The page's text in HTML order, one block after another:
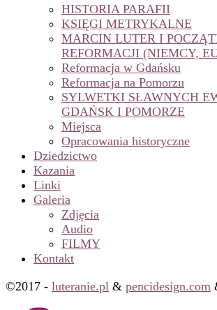
HISTORIA PARAFII
KSIĘGI METRYKALNE
MARCIN LUTER I
REFORMACJI (NIEMCY,
Reformacja w Gdańsku
Reformacja na Pomorzu
SYLWETKI SŁAWNYCH
GDAŃSK I POMORZE
Miejsca
Opracowania historyczne
Dziedzictwo
Kazania
Linki
Galeria
Zdjęcia
Audio
FILMY
Kontakt
©2017 - luteranie.pl & pencidesign.com